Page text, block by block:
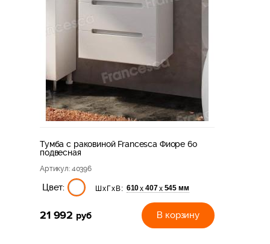
Тумба с раковиной Francesca Фиоре 60
подвесная
Артикул: 40396
Цвет: ШхГхВ: 610х 407х 545 мм
21 992 руб В корзину